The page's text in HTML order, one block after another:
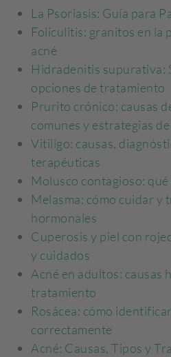
La Psoriasis: Guía para
Foliculitis: granitos en la
acné
Hidradenitis supurativa:
opciones de tratamiento
Prurito crónico: causas
comunes y estrategias
Vitiligo: causas,
terapéuticas
Molusco contagioso:
Melasma: cómo cuidar y
hormonales
Cuperosis y piel con
y cuidados
Acné en adultos: causas
tratamiento
Rosácea: cómo
correctamente
Acné: Causas, Tipos y